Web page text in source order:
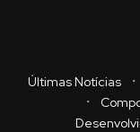
Últimas Notícias
・
・